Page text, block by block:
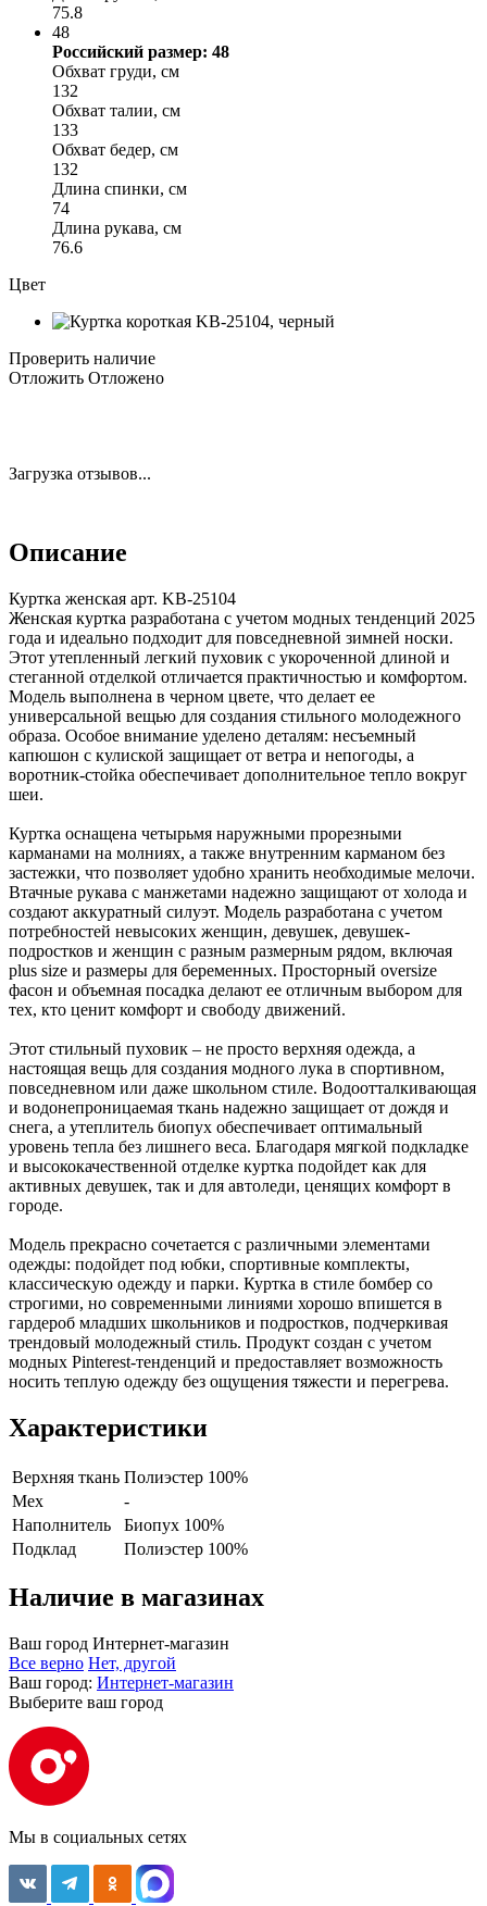
75.8
48
Российский размер: 48
Обхват груди, см
132
Обхват талии, см
133
Обхват бедер, см
132
Длина спинки, см
74
Длина рукава, см
76.6
Цвет
Проверить наличие
Отложить Отложено
Загрузка отзывов...
Описание
Куртка женская арт. KB-25104
Женская куртка разработана с учетом модных тенденций 2025
года и идеально подходит для повседневной зимней носки.
Этот утепленный легкий пуховик с укороченной длиной и
стеганной отделкой отличается практичностью и комфортом.
Модель выполнена в черном цвете, что делает ее
универсальной вещью для создания стильного молодежного
образа. Особое внимание уделено деталям: несъемный
капюшон с кулиской защищает от ветра и непогоды, а
воротник-стойка обеспечивает дополнительное тепло вокруг
шеи.
Куртка оснащена четырьмя наружными прорезными
карманами на молниях, а также внутренним карманом без
застежки, что позволяет удобно хранить необходимые мелочи.
Втачные рукава с манжетами надежно защищают от холода и
создают аккуратный силуэт. Модель разработана с учетом
потребностей невысоких женщин, девушек, девушек-
подростков и женщин с разным размерным рядом, включая
plus size и размеры для беременных. Просторный oversize
фасон и объемная посадка делают ее отличным выбором для
тех, кто ценит комфорт и свободу движений.
Этот стильный пуховик – не просто верхняя одежда, а
настоящая вещь для создания модного лука в спортивном,
повседневном или даже школьном стиле. Водоотталкивающая
и водонепроницаемая ткань надежно защищает от дождя и
снега, а утеплитель биопух обеспечивает оптимальный
уровень тепла без лишнего веса. Благодаря мягкой подкладке
и высококачественной отделке куртка подойдет как для
активных девушек, так и для автоледи, ценящих комфорт в
городе.
Модель прекрасно сочетается с различными элементами
одежды: подойдет под юбки, спортивные комплекты,
классическую одежду и парки. Куртка в стиле бомбер со
строгими, но современными линиями хорошо впишется в
гардероб младших школьников и подростков, подчеркивая
трендовый молодежный стиль. Продукт создан с учетом
модных Pinterest-тенденций и предоставляет возможность
носить теплую одежду без ощущения тяжести и перегрева.
Характеристики
Верхняя ткань Полиэстер 100%
Мех
-
Наполнитель
Биопух 100%
Подклад
Полиэстер 100%
Наличие в магазинах
Ваш город Интернет-магазин
Все верно Нет, другой
Ваш город: Интернет-магазин
Выберите ваш город
Мы в социальных сетях